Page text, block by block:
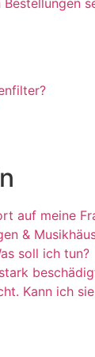
auf meine
&
soll ich tun?
Kann ich